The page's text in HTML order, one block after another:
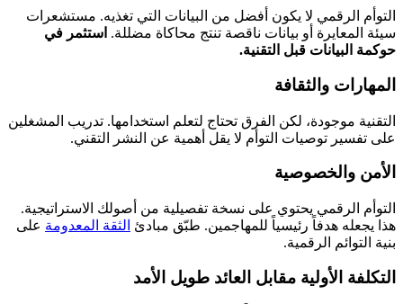
التوأم الرقمي لا يكون أفضل من البيانات التي تغذيه. مستشعرات
سيئة المعايرة أو بيانات ناقصة تنتج محاكاة مضللة.استثمر في
حوكمة البيانات قبل التقنية.
المهارات والثقافة
التقنية موجودة، لكن الفرق تحتاج لتعلم استخدامها. تدريب المشغلين
على تفسير توصيات التوأم لا يقل أهمية عن النشر التقني.
الأمن والخصوصية
التوأم الرقمي يحتوي على نسخة تفصيلية من أصولك الاستراتيجية.
هذا يجعله هدفاً رئيسياً للمهاجمين. طبّق مبادئالثقة المعدومةعلى
بنية التوائم الرقمية.
التكلفة الأولية مقابل العائد طويل الأمد